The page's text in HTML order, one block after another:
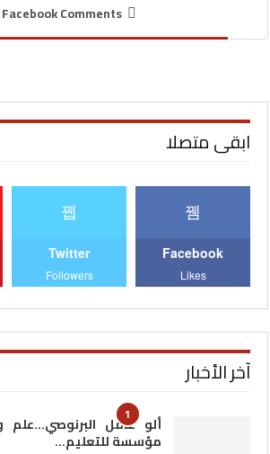
Facebook Comments
ابقى متصلا
Facebook
Likes
Twitter
Followers
آخر الأخبار
1
ألو عامل
مؤسسة للتعليم…